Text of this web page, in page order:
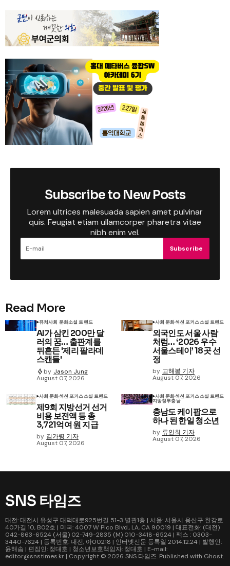
Subscribe to New Posts
Lorem ultrices malesuada sapien amet pulvinar
quis. Feugiat etiam ullamcorper pharetra vitae
nibh enim vel.
Subscribe
Read More
퓨처사회 문화소셜 트렌드
AI가 삼킨 200만 달
러의 꿈… 출판계를
뒤흔든 '제리 팔라데
스캔들'
by Jason Jung
August 07, 2026
사회 문화섹션 포커스소셜 트렌드
외국인도 서울 사람
처럼… ‘2026 우수
서울스테이’ 18곳 선
정
by 고해봉 기자
August 07, 2026
사회 문화섹션 포커스소셜 트렌드
제9회 지방선거 선거
비용 보전액 등 총
3,721억여 원 지급
by 김가령 기자
August 07, 2026
사회 문화섹션 포커스소셜 트렌드
지방정부충남
충남도 케이팝으로
하나 된 한일 청소년
by 류인희 기자
August 07, 2026
SNS 타임즈
대전: 대전시 유성구 대덕대로925번길 51-3 별관1층 | 서울: 서울시 용산구 한강로
40가길 10, B02호 | 미국: 4007 W Pico Blvd., LA, CA 90019 | 대표전화: (대전)
042-863-6524 (서울) 02-749-2835 (M) 010-3418-6524 | 팩스 : 0303-
3440-7624 | 등록번호: 대전, 아00218 | 인터넷신문 등록일 2014.12.24 | 발행인:
윤해솜 | 편집인: 정대호 | 청소년보호책임자: 정대호 | E-mail:
editor@snstimes.kr | Copyright © 2026 SNS 타임즈. Published with Ghost.